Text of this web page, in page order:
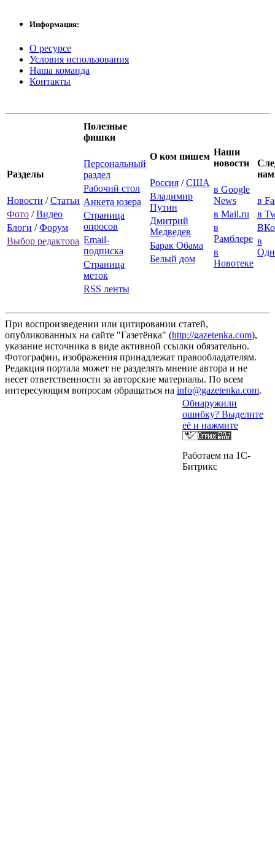
Информация:
О ресурсе
Условия использования
Наша команда
Контакты
Разделы
Новости /Статьи
Фото /Видео
Блоги /Форум
Выбор редактора
Полезные
фишки
Персональный
раздел
Рабочий стол
Анкета юзера
Страница
опросов
Email-
подписка
Страница
меток
RSS ленты
О ком пишем
Россия /США
Владимир
Путин
Дмитрий
Медведев
Барак Обама
Белый дом
Наши
новости
в Google
News
в Mail.ru
в
Рамблере
в
Новотеке
в
в
в
При воспроизведении или цитировании статей,
опубликованных на сайте "Газетёнка" (http://gazetenka.com),
указание источника в виде активной ссылки обязательно.
Фотографии, изображения принадлежат правообладателям.
Редакция портала может не разделять мнение автора и не
несет ответственности за авторские материалы. По всем
интересующим вопросам обращаться на info@gazetenka.com.
Обнаружили
ошибку? Выделите
её и нажмите
Работаем на 1C-
Битрикс